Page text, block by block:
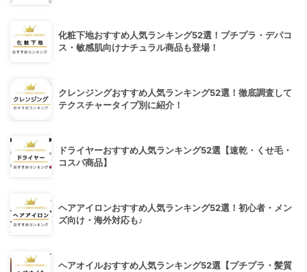
化粧下地おすすめ人気ランキング52選！プチプラ・デパコ
ス・敏感肌向けナチュラル商品も登場！
クレンジングおすすめ人気ランキング52選！徹底調査して
テクスチャータイプ別に紹介！
ドライヤーおすすめ人気ランキング52選【速乾・くせ毛・
コスパ商品】
ヘアアイロンおすすめ人気ランキング52選！初心者・メン
ズ向け・海外対応も♪
ヘアオイルおすすめ人気ランキング52選【プチプラ・髪質